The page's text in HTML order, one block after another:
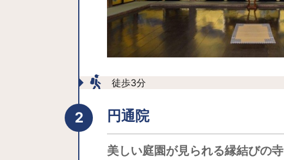
徒歩3分
円通院
美しい庭園が見られる縁結びの寺